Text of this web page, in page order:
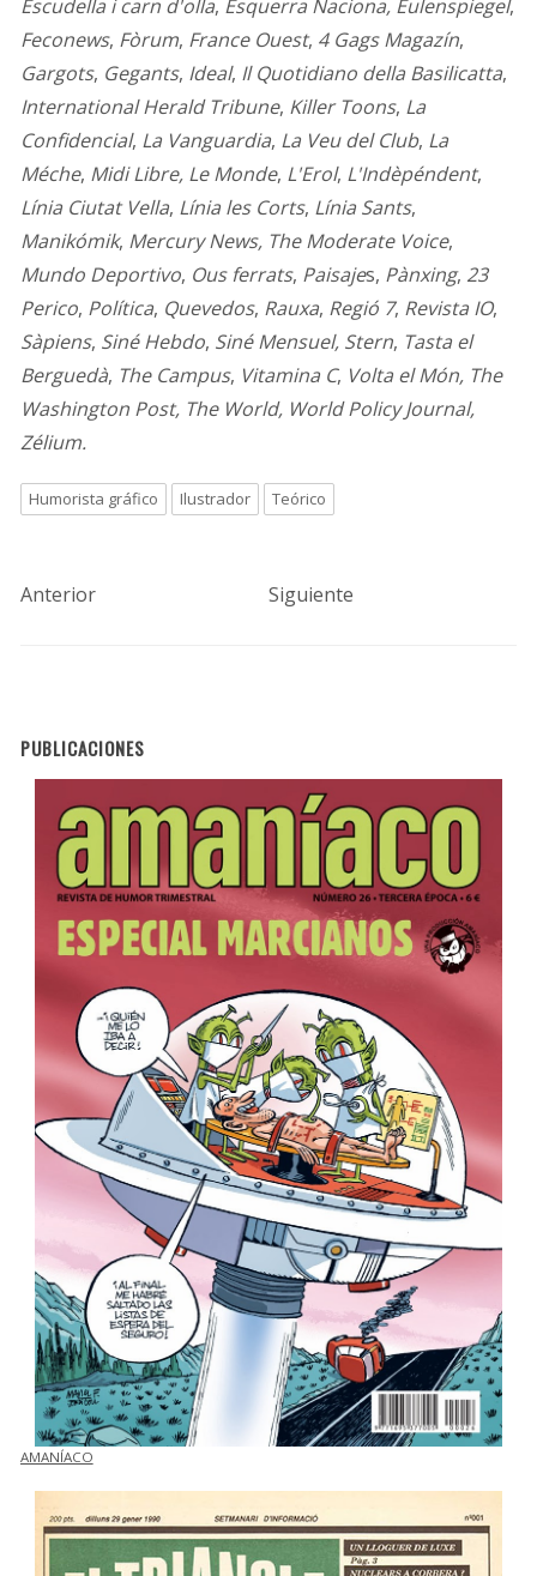
Escudella i carn d'olla, Esquerra Naciona, Eulenspiegel,
Feconews, Fòrum, France Ouest, 4 Gags Magazín,
Gargots, Gegants, Ideal, Il Quotidiano della Basilicatta,
International Herald Tribune, Killer Toons, La
Confidencial, La Vanguardia, La Veu del Club, La
Méche, Midi Libre, Le Monde, L'Erol, L'Indèpéndent,
Línia Ciutat Vella, Línia les Corts, Línia Sants,
Manikómik, Mercury News,The Moderate Voice,
Mundo Deportivo, Ous ferrats, Paisajes, Pànxing, 23
Perico, Política, Quevedos, Rauxa, Regió 7, Revista IO,
Sàpiens, Siné Hebdo, Siné Mensuel, Stern, Tasta el
Berguedà, The Campus, Vitamina C, Volta el Món,The
Washington Post, The World,World Policy Journal,
Zélium.
Humorista gráfico Ilustrador Teórico
Anterior Siguiente
PUBLICACIONES
AMANÍACO